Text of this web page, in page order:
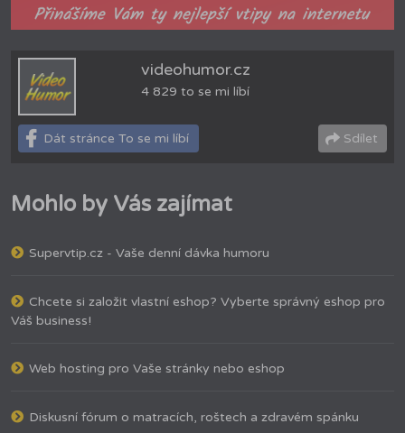
videohumor.cz
4 829 to se mi líbí
Dát stránce To se mi líbí Sdílet
Mohlo by Vás zajímat
Supervtip.cz - Vaše denní dávka humoru
Chcete si založit vlastní eshop? Vyberte správný eshop pro
Váš business!
Web hosting pro Vaše stránky nebo eshop
Diskusní fórum o matracích, roštech a zdravém spánku